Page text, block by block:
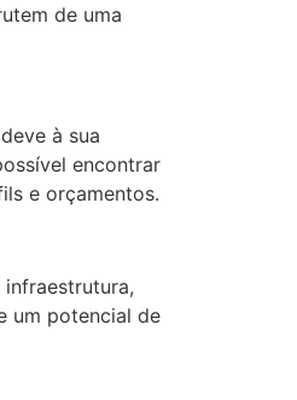
de uma
à sua
encontrar
e orçamentos.
um potencial de